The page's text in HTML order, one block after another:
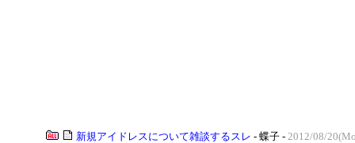
新規アイドレスについて雑談するスレ - 蝶子 - 2012/08/